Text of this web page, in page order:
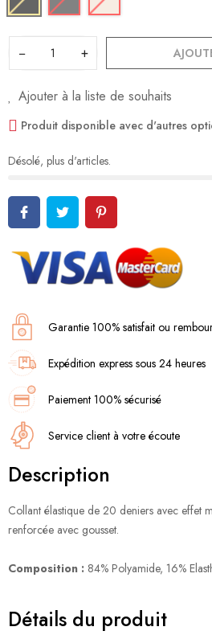
− +
Ajouter à la liste de souhaits
Produit disponible avec d'autres
Désolé, plus d'articles.
Garantie 100% satisfait ou
Expédition express sous 24 heures
Paiement 100% sécurisé
Service client à votre écoute
Description
Collant élastique de 20 deniers avec effet
renforcée avec gousset.
Composition : 84% Polyamide, 16%
Détails du produit